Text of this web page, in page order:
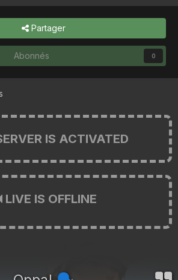
Partager
Abonnés 0
IS ACTIVATED
LIVE IS OFFLINE